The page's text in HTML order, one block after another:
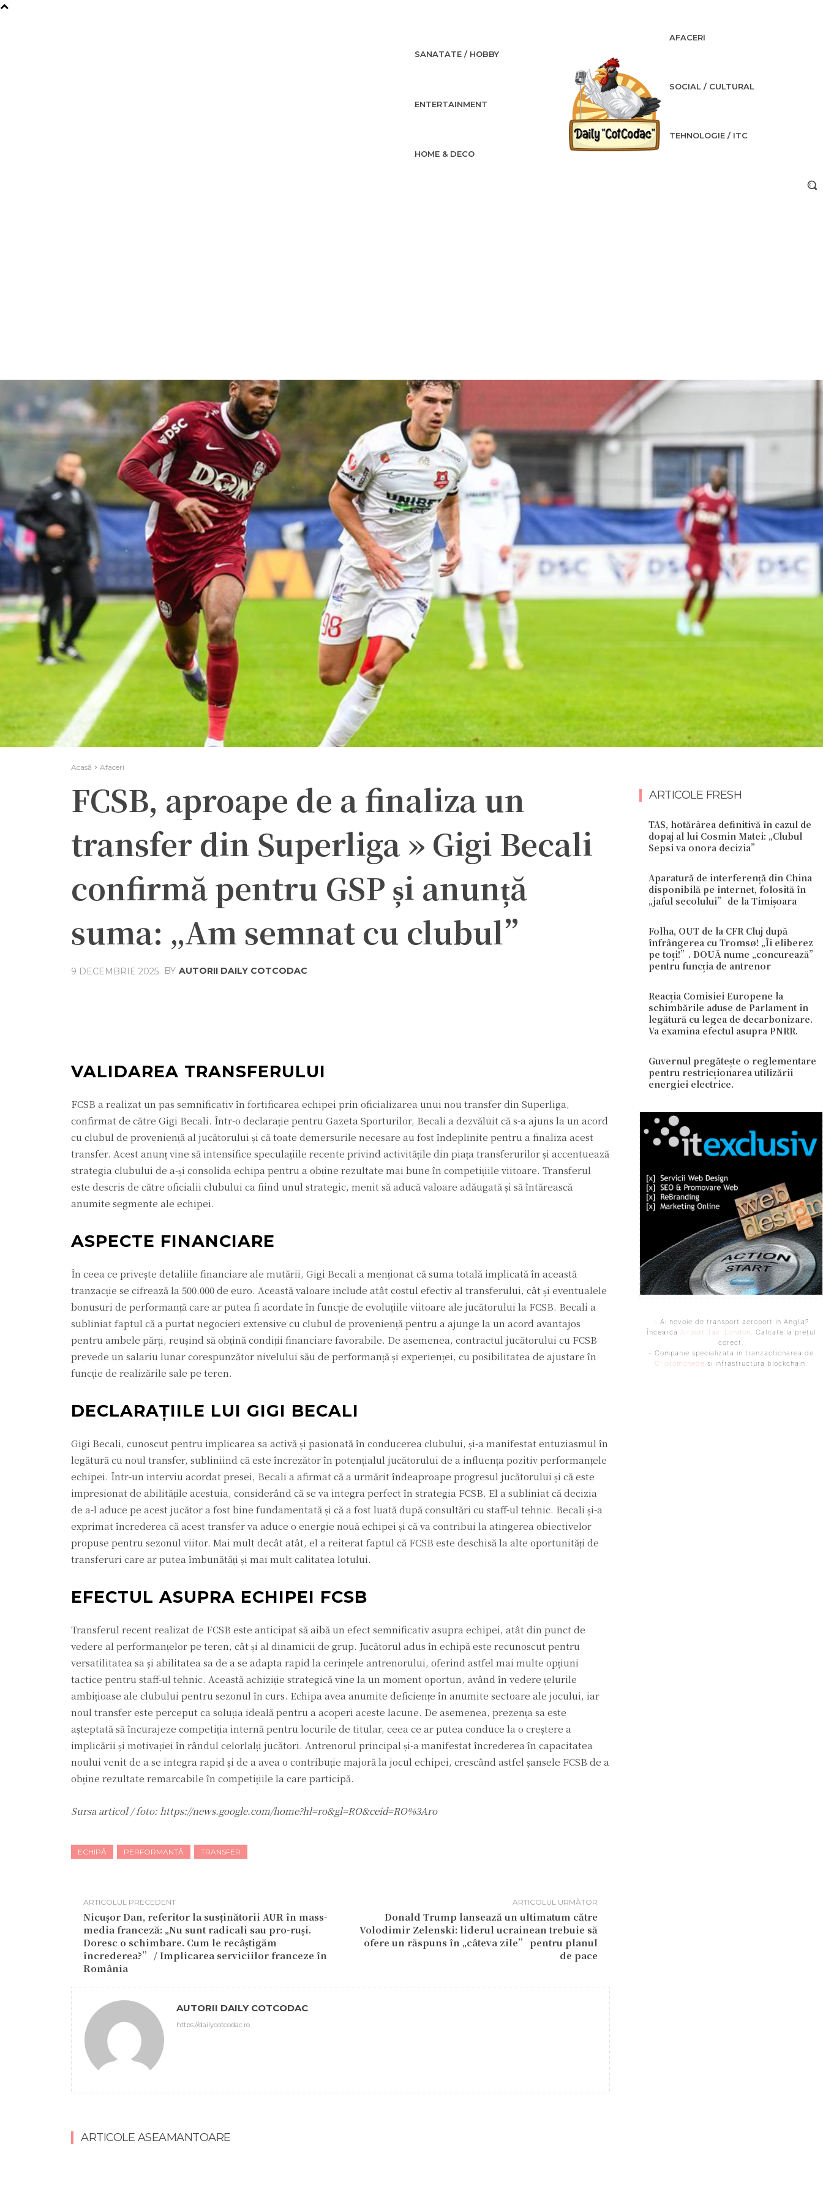
SANATATE / HOBBY
ENTERTAINMENT
HOME & DECO
AFACERI
SOCIAL / CULTURAL
TEHNOLOGIE / ITC
Acasă Afaceri
FCSB, aproape de a finaliza un
transfer din Superliga » Gigi Becali
confirmă pentru GSP și anunță
suma: „Am semnat cu clubul”
9 DECEMBRIE 2025 BY AUTORII DAILY COTCODAC
VALIDAREA TRANSFERULUI
FCSB a realizat un pas semnificativ în fortificarea echipei prin oficializarea unui nou transfer din Superliga,
confirmat de către Gigi Becali. Într-o declarație pentru Gazeta Sporturilor, Becali a dezvăluit că s-a ajuns la un acord
cu clubul de proveniență al jucătorului și că toate demersurile necesare au fost îndeplinite pentru a finaliza acest
transfer. Acest anunț vine să intensifice speculațiile recente privind activitățile din piața transferurilor și accentuează
strategia clubului de a-și consolida echipa pentru a obține rezultate mai bune în competițiile viitoare. Transferul
este descris de către oficialii clubului ca fiind unul strategic, menit să aducă valoare adăugată și să întărească
anumite segmente ale echipei.
ASPECTE FINANCIARE
În ceea ce privește detaliile financiare ale mutării, Gigi Becali a menționat că suma totală implicată în această
tranzacție se cifrează la 500.000 de euro. Această valoare include atât costul efectiv al transferului, cât și eventualele
bonusuri de performanță care ar putea fi acordate în funcție de evoluțiile viitoare ale jucătorului la FCSB. Becali a
subliniat faptul că a purtat negocieri extensive cu clubul de proveniență pentru a ajunge la un acord avantajos
pentru ambele părți, reușind să obțină condiții financiare favorabile. De asemenea, contractul jucătorului cu FCSB
prevede un salariu lunar corespunzător nivelului său de performanță și experienței, cu posibilitatea de ajustare în
funcție de realizările sale pe teren.
DECLARAȚIILE LUI GIGI BECALI
Gigi Becali, cunoscut pentru implicarea sa activă și pasionată în conducerea clubului, și-a manifestat entuziasmul în
legătură cu noul transfer, subliniind că este încrezător în potențialul jucătorului de a influența pozitiv performanțele
echipei. Într-un interviu acordat presei, Becali a afirmat că a urmărit îndeaproape progresul jucătorului și că este
impresionat de abilitățile acestuia, considerând că se va integra perfect în strategia FCSB. El a subliniat că decizia
de a-l aduce pe acest jucător a fost bine fundamentată și că a fost luată după consultări cu staff-ul tehnic. Becali și-a
exprimat încrederea că acest transfer va aduce o energie nouă echipei și că va contribui la atingerea obiectivelor
propuse pentru sezonul viitor. Mai mult decât atât, el a reiterat faptul că FCSB este deschisă la alte oportunități de
transferuri care ar putea îmbunătăți și mai mult calitatea lotului.
EFECTUL ASUPRA ECHIPEI FCSB
Transferul recent realizat de FCSB este anticipat să aibă un efect semnificativ asupra echipei, atât din punct de
vedere al performanțelor pe teren, cât și al dinamicii de grup. Jucătorul adus în echipă este recunoscut pentru
versatilitatea sa și abilitatea sa de a se adapta rapid la cerințele antrenorului, oferind astfel mai multe opțiuni
tactice pentru staff-ul tehnic. Această achiziție strategică vine la un moment oportun, având în vedere țelurile
ambițioase ale clubului pentru sezonul în curs. Echipa avea anumite deficiențe în anumite sectoare ale jocului, iar
noul transfer este perceput ca soluția ideală pentru a acoperi aceste lacune. De asemenea, prezența sa este
așteptată să încurajeze competiția internă pentru locurile de titular, ceea ce ar putea conduce la o creștere a
implicării și motivației în rândul celorlalți jucători. Antrenorul principal și-a manifestat încrederea în capacitatea
noului venit de a se integra rapid și de a avea o contribuție majoră la jocul echipei, crescând astfel șansele FCSB de a
obține rezultate remarcabile în competițiile la care participă.
Sursa articol / foto: https://news.google.com/home?hl=ro&gl=RO&ceid=RO%3Aro
ECHIPĂ PERFORMANȚĂ TRANSFER
ARTICOLUL PRECEDENT
Nicușor Dan, referitor la susținătorii AUR în mass-
media franceză: „Nu sunt radicali sau pro-ruși.
Doresc o schimbare. Cum le recâștigăm
încrederea?” / Implicarea serviciilor franceze în
România
ARTICOLUL URMĂTOR
Donald Trump lansează un ultimatum către
Volodimir Zelenski: liderul ucrainean trebuie să
ofere un răspuns în „câteva zile” pentru planul
de pace
AUTORII DAILY COTCODAC
https://dailycotcodac.ro
ARTICOLE ASEAMANTOARE
ARTICOLE FRESH
TAS, hotărârea definitivă în cazul de
dopaj al lui Cosmin Matei: „Clubul
Sepsi va onora decizia”
Aparatură de interferență din China
disponibilă pe internet, folosită în
„jaful secolului” de la Timișoara
Folha, OUT de la CFR Cluj după
înfrângerea cu Tromsø! „Îi eliberez
pe toți!”. DOUĂ nume „concurează”
pentru funcția de antrenor
Reacția Comisiei Europene la
schimbările aduse de Parlament în
legătură cu legea de decarbonizare.
Va examina efectul asupra PNRR.
Guvernul pregătește o reglementare
pentru restricționarea utilizării
energiei electrice.
- Ai nevoie de transport aeroport in Anglia?
Încearcă Airport Taxi London . Calitate la prețul
corect.
- Companie specializata in tranzactionarea de
Criptomonede si infrastructura blockchain.